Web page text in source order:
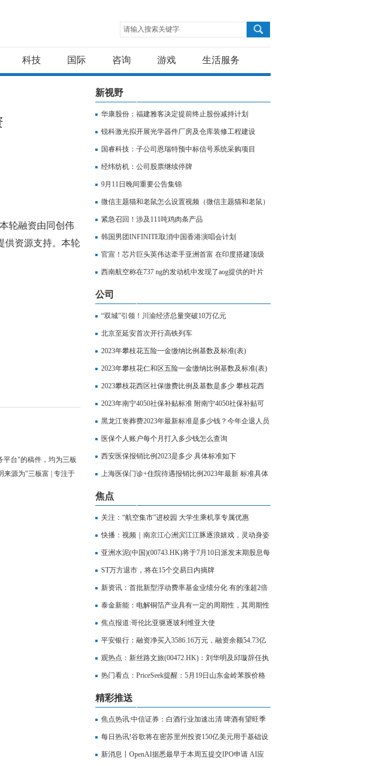
请输入搜索关键字
科技 国际 咨询 游戏 生活服务
轮融资由同创伟
供资源支持。本轮
平台"的稿件，均为三板
来源为"三板富 | 专注于
新视野
华康股份：福建雅客决定提前终止股份减持计划
锐科激光拟开展光学器件厂房及仓库装修工程建设
国睿科技：子公司恩瑞特预中标信号系统采购项目
经纬纺机：公司股票继续停牌
9月11日晚间重要公告集锦
微信主题猫和老鼠怎么设置视频（微信主题猫和老鼠）
紧急召回！涉及111吨鸡肉条产品
韩国男团INFINITE取消中国香港演唱会计划
官宣！芯片巨头英伟达牵手亚洲首富 在印度搭建顶级
超算、炼制本土大模型
西南航空称在737 ng的发动机中发现了aog提供的叶片
公司
“双城”引领！川渝经济总量突破10万亿元
北京至延安首次开行高铁列车
2023年攀枝花五险一金缴纳比例基数及标准(表)
2023年攀枝花仁和区五险一金缴纳比例基数及标准(表)
2023攀枝花西区社保缴费比例及基数是多少 攀枝花西
区社保缴费标准表
2023年南宁4050社保补贴标准 附南宁4050社保补贴可
以享受几年
黑龙江丧葬费2023年最新标准是多少钱？今年企退人员
丧葬费领多少钱？
医保个人账户每个月打入多少钱怎么查询
西安医保报销比例2023是多少 具体标准如下
上海医保门诊+住院待遇报销比例2023年最新 标准具体
如下
焦点
关注：“航空集市”进校园 大学生乘机享专属优惠
快播：视频｜南京江心洲滨江江豚逐浪嬉戏，灵动身姿
演绎长江生态画卷
亚洲水泥(中国)(00743.HK)将于7月10日派发末期股息每
股0.03元
ST万方退市，将在15个交易日内摘牌
新资讯：首批新型浮动费率基金业绩分化 有的涨超2倍
有的仍在亏损
泰金新能：电解铜箔产业具有一定的周期性，其周期性
也传导至电解铜箔装备行业
焦点报道:哥伦比亚驱逐玻利维亚大使
平安银行：融资净买入3586.16万元，融资余额54.73亿
元-即时
观热点：新丝路文旅(00472.HK)：刘华明及邱璇辞任执
行董事
热门看点：PriceSeek提醒：5月19日山东金岭苯胺价格
下调
精彩推送
焦点热讯:中信证券：白酒行业加速出清 啤酒有望旺季
催化
每日热讯!谷歌将在密苏里州投资150亿美元用于基础设
施建设
新消息丨OpenAI据悉最早于本周五提交IPO申请 AI应